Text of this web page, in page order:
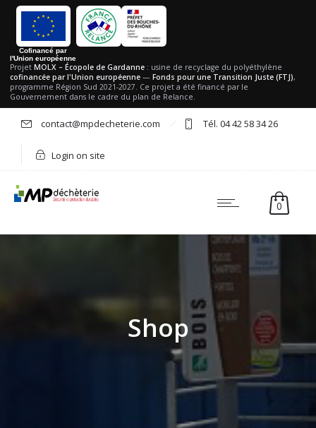
Cofinancé par
l'Union européenne
Projet MOLX – Écopole de Gardanne : usine de recyclage du polyéthylène
cofinancée par l'Union européenne — Fonds pour une Transition Juste (FTJ),
programme Région Sud 2021-2027. Ce projet a été financé par le
Gouvernement dans le cadre du plan de Relance.
contact@mpdecheterie.com Tél. 04 42 58 34 26
Login on site
0
Shop